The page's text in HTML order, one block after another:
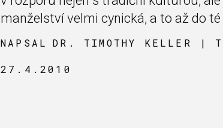
manželství velmi cynická, a to až do
NAPSAL DR. TIMOTHY KELLER |
27.4.2010